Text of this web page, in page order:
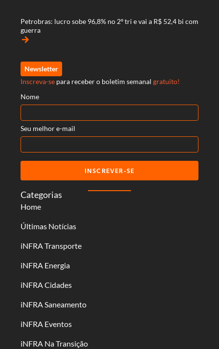
Categorias
Home
Últimas Notícias
iNFRA Transporte
iNFRA Energia
iNFRA Cidades
iNFRA Saneamento
iNFRA Eventos
iNFRA Na Transição
Petrobras: lucro sobe 96,8% no 2º tri e vai a R$ 52,4 bi com
guerra
arrow_forward
Newsletter
Inscreva-se para receber o boletim semanal gratuito!
Nome
Seu melhor e-mail
INSCREVER-SE